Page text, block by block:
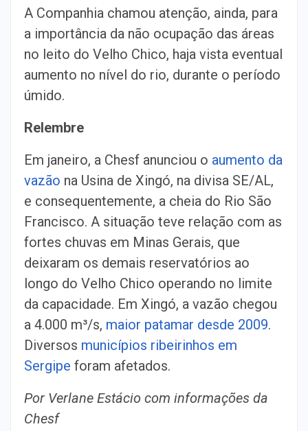
A Companhia chamou atenção, ainda, para
a importância da não ocupação das áreas
no leito do Velho Chico, haja vista eventual
aumento no nível do rio, durante o período
úmido.
Relembre
Em janeiro, a Chesf anunciou o aumento da
vazão na Usina de Xingó, na divisa SE/AL,
e consequentemente, a cheia do Rio São
Francisco. A situação teve relação com as
fortes chuvas em Minas Gerais, que
deixaram os demais reservatórios ao
longo do Velho Chico operando no limite
da capacidade. Em Xingó, a vazão chegou
a 4.000 m³/s, maior patamar desde 2009.
Diversos municípios ribeirinhos em
Sergipe foram afetados.
Por Verlane Estácio com informações da
Chesf